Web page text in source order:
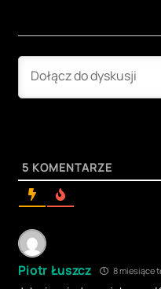
5 KOMENTARZE
Piotr Łuszcz 8 miesiące